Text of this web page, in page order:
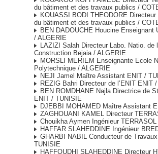
du bâtiment et des travaux publics /
KOUASSI BODI THEODORE Directeur
du bâtiment et des travaux publics /
BEN DADOUCHE Houcine Enseignant
/ ALGERIE
LAZIZI Salah Directeur Labo. Natio. de
Construction Bejaia / ALGERIE
MORSLI MERIEM Enseignante Ecole
Polytechnique / ALGERIE
NEJI Jamel Maître Assistant ENIT /
REZIG Bahri Directeur de l’ENIT ENIT
BEN ROMDHANE Najla Directrice de
ENIT / TUNISIE
DJEBBI MOHAMED Maître Assistant
ZAGHOUANI KAMEL Directeur
Chouikha Aymen Ingénieur
HAFFAR SLAHEDDINE Ingénieur
GHARBI NABIL Conducteur de
TUNISIE
HAFFOUDHI SLAHEDDINE Directeur